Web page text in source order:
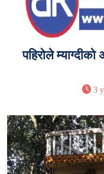
पहिरोले
3